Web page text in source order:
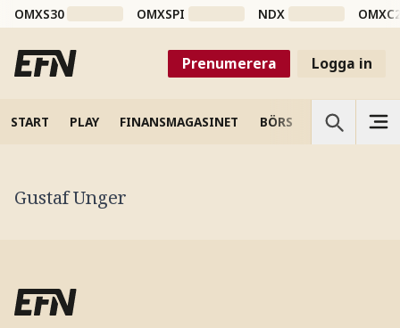
OMXS30 OMXSPI NDX
Prenumerera Logga in
START PLAY FINANSMAGASINET BÖRS VETENSKAP
Gustaf Unger